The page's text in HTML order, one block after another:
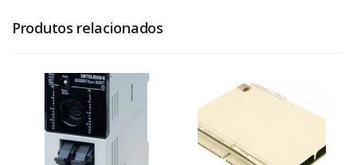
Produtos relacionados